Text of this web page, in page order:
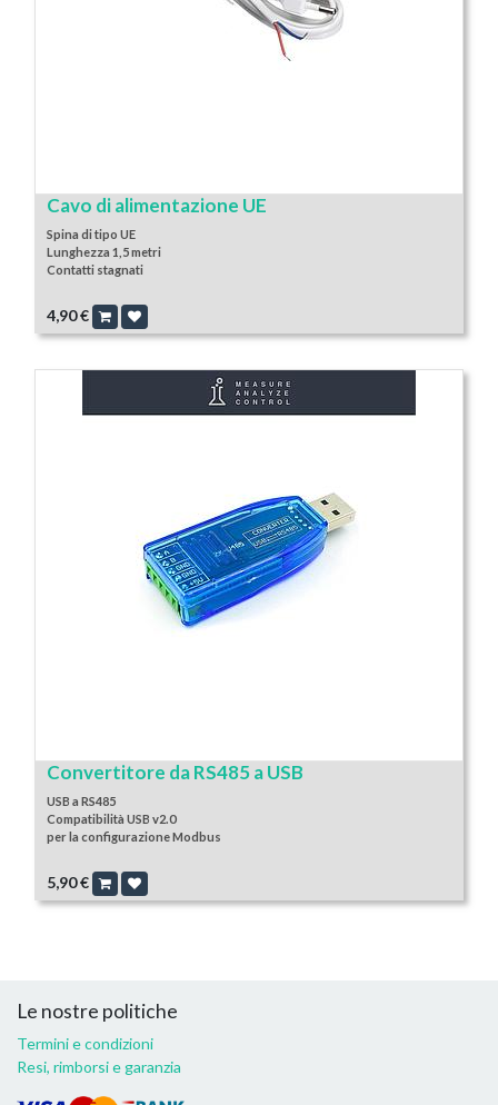
Cavo di alimentazione UE
Spina di tipo UE
Lunghezza 1,5 metri
Contatti stagnati
4,90€
Convertitore da RS485 a USB
USB a RS485
Compatibilità USB v2.0
per la configurazione Modbus
5,90€
Le nostre politiche
Termini e condizioni
Resi, rimborsi e garanzia